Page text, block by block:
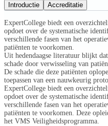
Introductie
Accreditatie
ExpertCollege biedt een
opdoet over de systematische
verschillende fasen van het
patiënten te voorkomen.
Uit hedendaagse literatuur blijkt
schade door verwisseling van
De schade die deze patiënten
toepassen van een nauwkeurig
ExpertCollege biedt een
opdoet over de systematische
verschillende fasen van het
patiënten te voorkomen. Deze
het VMS Veiligheidsprogramma.